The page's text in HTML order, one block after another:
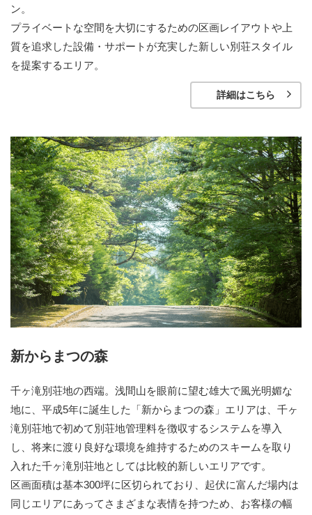
ン。
プライベートな空間を大切にするための区画レイアウトや上
質を追求した設備・サポートが充実した新しい別荘スタイル
を提案するエリア。
詳細はこちら
新からまつの森
千ヶ滝別荘地の西端。浅間山を眼前に望む雄大で風光明媚な
地に、平成5年に誕生した「新からまつの森」エリアは、千ヶ
滝別荘地で初めて別荘地管理料を徴収するシステムを導入
し、将来に渡り良好な環境を維持するためのスキームを取り
入れた千ヶ滝別荘地としては比較的新しいエリアです。
区画面積は基本300坪に区切られており、起伏に富んだ場内は
同じエリアにあってさまざまな表情を持つため、お客様の幅